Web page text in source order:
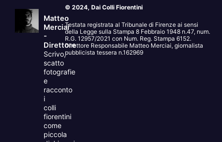
Matteo
Merciai
-
Direttore
Scrivo,
scatto
fotografie
e
racconto
i
colli
fiorentini
come
piccola
© 2024, Dai Colli Fiorentini
Testata registrata al Tribunale di Firenze ai sensi
della Legge sulla Stampa 8 Febbraio 1948 n.47, num.
R.G. 12957/2021 con Num. Reg. Stampa 6152.
Direttore Responsabile Matteo Merciai, giornalista
pubblicista tessera n.162969